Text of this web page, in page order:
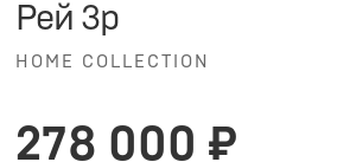
Рей 3р
HOME COLLECTION
278 000 ₽